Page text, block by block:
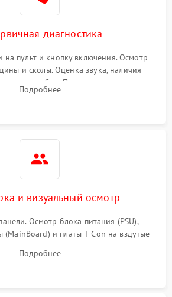
диагностика
на пульт и кнопку включения. Осмотр
и сколы. Оценка звука, наличия
ошибок. Подключение тестовых
для выявления симптомов поломки.
Подробнее
и визуальный осмотр
Осмотр блока питания (PSU),
(MainBoard) и платы T-Con на вздутые
фиксации и целостности шлейфов.
Подробнее